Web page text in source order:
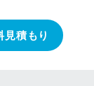
見積もり